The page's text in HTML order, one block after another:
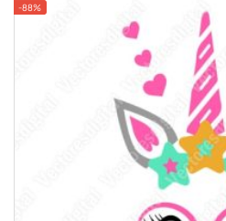
-88%